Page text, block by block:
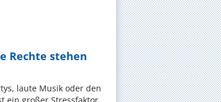
Rechte stehen
laute Musik oder den